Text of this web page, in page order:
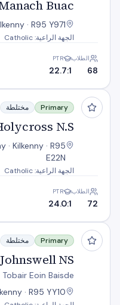
Buac
· R95 Y971
الجهة الراعية: Catholic
الطلاب
68
PTR
22.7:1
Holycross N.S.
Primary مختلطة
N.S.
Kilkenny · R95
E22N
الجهة الراعية: Catholic
الطلاب
72
PTR
24.0:1
Johnswell NS
Primary مختلطة
Johnswell NS
Tobair Eoin Baisde
· R95 YY10